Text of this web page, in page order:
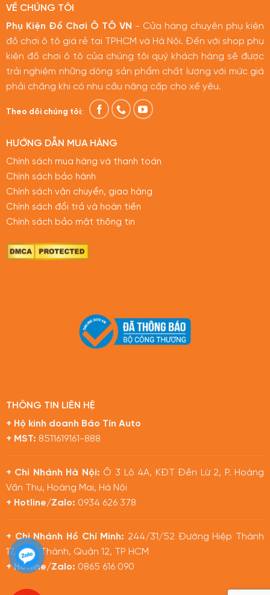
VỀ CHÚNG TÔI
Phụ Kiện Đồ Chơi Ô TÔ VN - Cửa hàng chuyên phụ kiện
đồ chơi ô tô giá rẻ tại TPHCM và Hà Nội. Đến với shop phụ
kiện đồ chơi ô tô của chúng tôi quý khách hàng sẽ được
trải nghiệm những dòng sản phẩm chất lượng với mức giá
phải chăng khi có nhu cầu nâng cấp cho xế yêu.
Theo dõi chúng tôi:
HƯỚNG DẪN MUA HÀNG
Chính sách mua hàng và thanh toán
Chính sách bảo hành
Chính sách vận chuyển, giao hàng
Chính sách đổi trả và hoàn tiền
Chính sách bảo mật thông tin
THÔNG TIN LIÊN HỆ
+ Hộ kinh doanh Báo Tín Auto
+ MST: 8511619161-888
+ Chi Nhánh Hà Nội: Ô 3 Lô 4A, KĐT Đền Lừ 2, P. Hoàng
Văn Thụ, Hoàng Mai, Hà Nội
+ Hotline/Zalo: 0934 626 378
+ Chi Nhánh Hồ Chí Minh: 244/31/52 Đường Hiệp Thành
17, Hiệp Thành, Quận 12, TP HCM
+ Hotline/Zalo: 0865 616 090